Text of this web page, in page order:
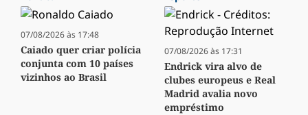
07/08/2026 às 17:48
Caiado quer criar polícia
conjunta com 10 países
vizinhos ao Brasil
07/08/2026 às 17:31
Endrick vira alvo de
clubes europeus e Real
Madrid avalia novo
empréstimo